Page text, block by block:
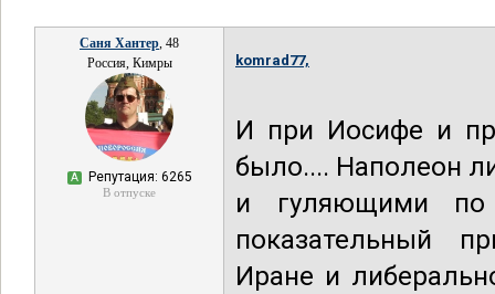
Саня Хантер, 48
Россия, Кимры
А Репутация: 6265
В отпуске
komrad77,
И при Иосифе и
было.... Наполеон
и гуляющими по
показательный
Иране и